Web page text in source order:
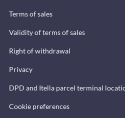
Terms of sales
Validity of terms of sales
Right of withdrawal
Privacy
DPD and Itella parcel terminal
Cookie preferences